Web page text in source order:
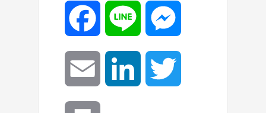
Facebook Line
Email LinkedIn